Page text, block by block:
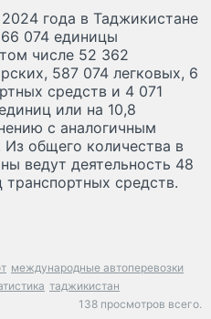
года в Таджикистане
074 единицы
числе 52 362
587 074 легковых, 6
средств и 4 071
или на 10,8
с аналогичным
общего количества в
ведут деятельность 48
средств.
международные автоперевозки
таджикистан
138 просмотров всего.